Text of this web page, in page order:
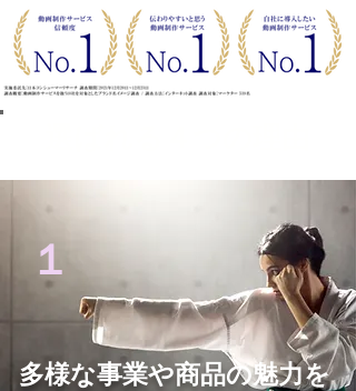
１
多様な事業や商品の魅力を